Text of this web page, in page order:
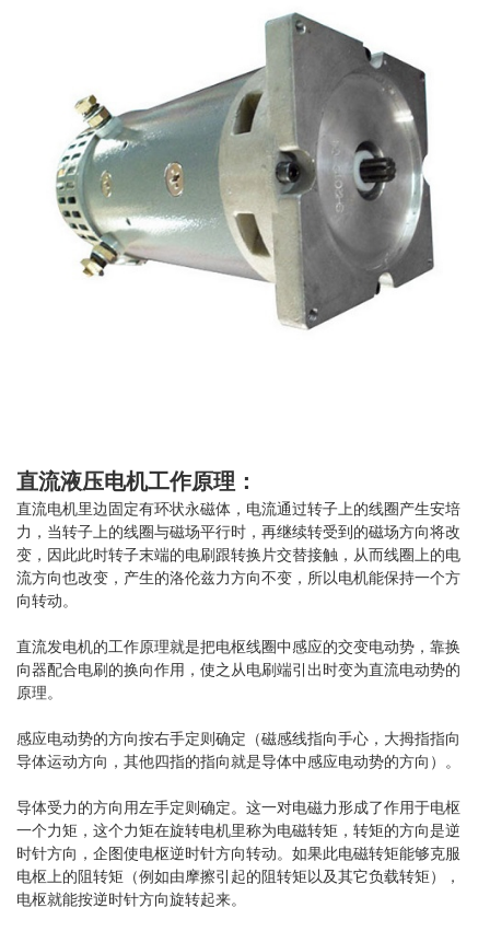
直流液压电机工作原理：
直流电机里边固定有环状永磁体，电流通过转子上的线圈产生安培
力，当转子上的线圈与磁场平行时，再继续转受到的磁场方向将改
变，因此此时转子末端的电刷跟转换片交替接触，从而线圈上的电
流方向也改变，产生的洛伦兹力方向不变，所以电机能保持一个方
向转动。
直流发电机的工作原理就是把电枢线圈中感应的交变电动势，靠换
向器配合电刷的换向作用，使之从电刷端引出时变为直流电动势的
原理。
感应电动势的方向按右手定则确定（磁感线指向手心，大拇指指向
导体运动方向，其他四指的指向就是导体中感应电动势的方向）。
导体受力的方向用左手定则确定。这一对电磁力形成了作用于电枢
一个力矩，这个力矩在旋转电机里称为电磁转矩，转矩的方向是逆
时针方向，企图使电枢逆时针方向转动。如果此电磁转矩能够克服
电枢上的阻转矩（例如由摩擦引起的阻转矩以及其它负载转矩），
电枢就能按逆时针方向旋转起来。